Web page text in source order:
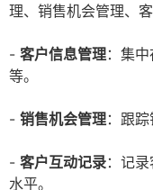
理、销售机会管理、
- 客户信息管理：集
等。
- 销售机会管理：跟
- 客户互动记录：记
水平。